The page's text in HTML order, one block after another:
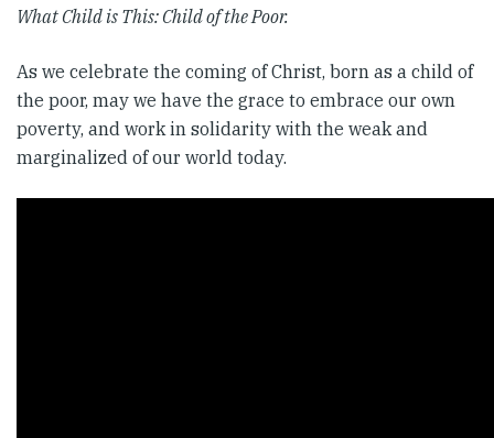
What Child is This: Child of the Poor.
As we celebrate the coming of Christ, born as a child of
the poor, may we have the grace to embrace our own
poverty, and work in solidarity with the weak and
marginalized of our world today.